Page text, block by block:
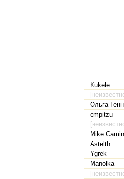
Kukele
Ольга
empitzu
Mike
Astelth
Ygrek
Manolka